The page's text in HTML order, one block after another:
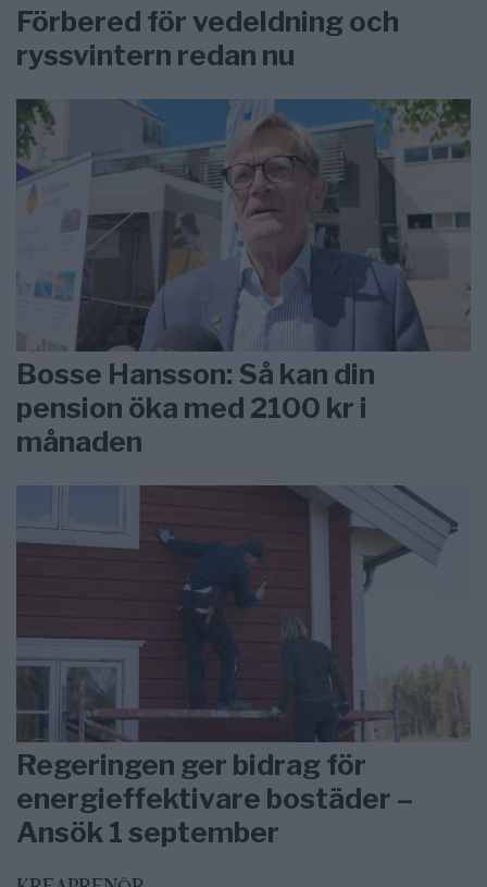
Förbered för vedeldning och
ryssvintern redan nu
Bosse Hansson: Så kan din
pension öka med 2100 kr i
månaden
Regeringen ger bidrag för
energieffektivare bostäder –
Ansök 1 september